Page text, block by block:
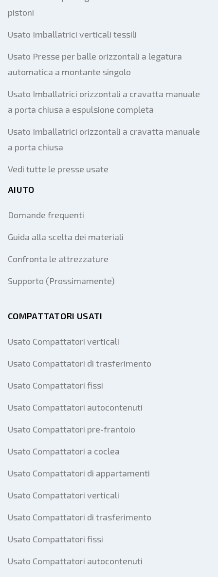
pistoni
Usato Imballatrici verticali tessili
Usato Presse per balle orizzontali a legatura
automatica a montante singolo
Usato Imballatrici orizzontali a cravatta manuale
a porta chiusa a espulsione completa
Usato Imballatrici orizzontali a cravatta manuale
a porta chiusa
Vedi tutte le presse usate
AIUTO
Domande frequenti
Guida alla scelta dei materiali
Confronta le attrezzature
Supporto (Prossimamente)
COMPATTATORI USATI
Usato Compattatori verticali
Usato Compattatori di trasferimento
Usato Compattatori fissi
Usato Compattatori autocontenuti
Usato Compattatori pre-frantoio
Usato Compattatori a coclea
Usato Compattatori di appartamenti
Usato Compattatori verticali
Usato Compattatori di trasferimento
Usato Compattatori fissi
Usato Compattatori autocontenuti